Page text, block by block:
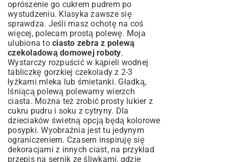
oprószenie go cukrem pudrem po
wystudzeniu. Klasyka zawsze się
sprawdza. Jeśli masz ochotę na coś
więcej, polecam prostą polewę. Moja
ulubiona to ciasto zebra z polewą
czekoladową domowej roboty.
Wystarczy rozpuścić w kąpieli wodnej
tabliczkę gorzkiej czekolady z 2-3
łyżkami mleka lub śmietanki. Gładką,
lśniącą polewą polewamy wierzch
ciasta. Można też zrobić prosty lukier z
cukru pudru i soku z cytryny. Dla
dzieciaków świetną opcją będą kolorowe
posypki. Wyobraźnia jest tu jedynym
ograniczeniem. Czasem inspiruję się
dekoracjami z innych ciast, na przykład
przepis na sernik ze śliwkami, gdzie